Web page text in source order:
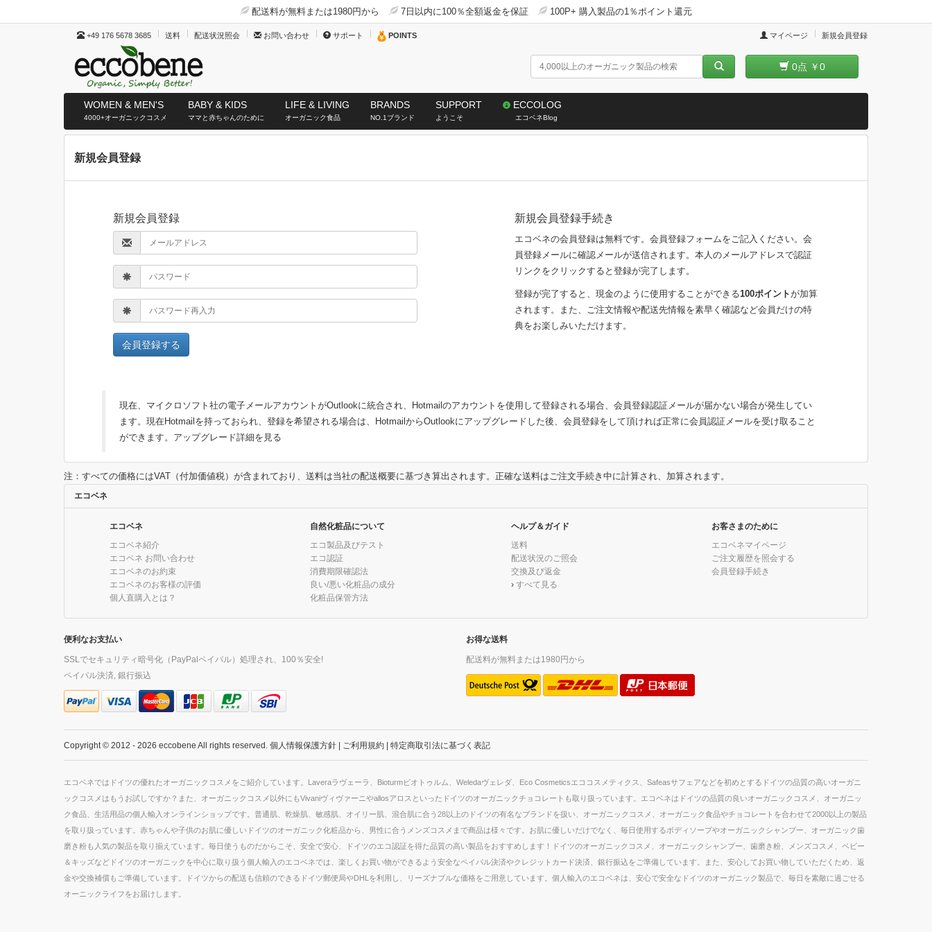
配送料が無料または1980円から 7日以内に100％全額返金を保証 100P+ 購入製品の1％ポイント還元
+49 176 5678 3685 送料 配送状況照会 お問い合わせ サポート POINTS マイページ 新規会員登録
0点 ￥0
WOMEN & MEN'S
4000+オーガニックコスメ
BABY & KIDS
ママと赤ちゃんのために
LIFE & LIVING
オーガニック食品
BRANDS
NO.1ブランド
SUPPORT
ようこそ
ECCOLOG
エコベネBlog
新規会員登録
新規会員登録
会員登録する
新規会員登録手続き
エコベネの会員登録は無料です。会員登録フォームをご記入ください。会
員登録メールに確認メールが送信されます。本人のメールアドレスで認証
リンクをクリックすると登録が完了します。
登録が完了すると、現金のように使用することができる100ポイントが加算
されます。また、ご注文情報や配送先情報を素早く確認など会員だけの特
典をお楽しみいただけます。
現在、マイクロソフト社の電子メールアカウントがOutlookに統合され、Hotmailのアカウントを使用して登録される場合、会員登録認証メールが届かない場合が発生してい
ます。現在Hotmailを持っておられ、登録を希望される場合は、HotmailからOutlookにアップグレードした後、会員登録をして頂ければ正常に会員認証メールを受け取ること
ができます。 アップグレード詳細を見る
注：すべての価格にはVAT（付加価値税）が含まれており、送料は当社の配送概要に基づき算出されます。正確な送料はご注文手続き中に計算され、加算されます。
エコベネ
エコベネ
エコベネ紹介
エコベネ お問い合わせ
エコベネのお約束
エコベネのお客様の評価
個人直購入とは？
自然化粧品について
エコ製品及びテスト
エコ認証
消費期限確認法
良い/悪い化粧品の成分
化粧品保管方法
ヘルプ＆ガイド
送料
配送状況のご照会
交換及び返金
› すべて見る
お客さまのために
エコベネマイページ
ご注文履歴を照会する
会員登録手続き
便利なお支払い
SSLでセキュリティ暗号化（PayPalペイパル）処理され、100％安全!
ペイパル決済, 銀行振込
お得な送料
配送料が無料または1980円から
Copyright © 2012 - 2026 eccobene All rights reserved. 個人情報保護方針 | ご利用規約 | 特定商取引法に基づく表記
エコベネではドイツの優れたオーガニックコスメをご紹介しています。Laveraラヴェーラ、Bioturmビオトゥルム、Weledaヴェレダ、Eco Cosmeticsエココスメティクス、Safeasサフェアなどを初めとするドイツの品質の高いオーガニ
ックコスメはもうお試しですか？また、オーガニックコスメ以外にもVivaniヴィヴァーニやallosアロスといったドイツのオーガニックチョコレートも取り扱っています。エコベネはドイツの品質の良いオーガニックコスメ、オーガニッ
ク食品、生活用品の個人輸入オンラインショップです。普通肌、乾燥肌、敏感肌、オイリー肌、混合肌に合う28以上のドイツの有名なブランドを扱い、オーガニックコスメ、オーガニック食品やチョコレートを合わせて2000以上の製品
を取り扱っています。赤ちゃんや子供のお肌に優しいドイツのオーガニック化粧品から、男性に合うメンズコスメまで商品は様々です。お肌に優しいだけでなく、毎日使用するボディソープやオーガニックシャンプー、オーガニック歯
磨き粉も人気の製品を取り揃えています。毎日使うものだからこそ、安全で安心、ドイツのエコ認証を得た品質の高い製品をおすすめします！ドイツのオーガニックコスメ、オーガニックシャンプー、歯磨き粉、メンズコスメ、ベビー
＆キッズなどドイツのオーガニックを中心に取り扱う個人輸入のエコベネでは、楽しくお買い物ができるよう安全なペイパル決済やクレジットカード決済、銀行振込をご準備しています。また、安心してお買い物していただくため、返
金や交換補償もご準備しています。ドイツからの配送も信頼のできるドイツ郵便局やDHLを利用し、リーズナブルな価格をご用意しています。個人輸入のエコベネは、安心で安全なドイツのオーガニック製品で、毎日を素敵に過ごせる
オーニックライフをお届けします。